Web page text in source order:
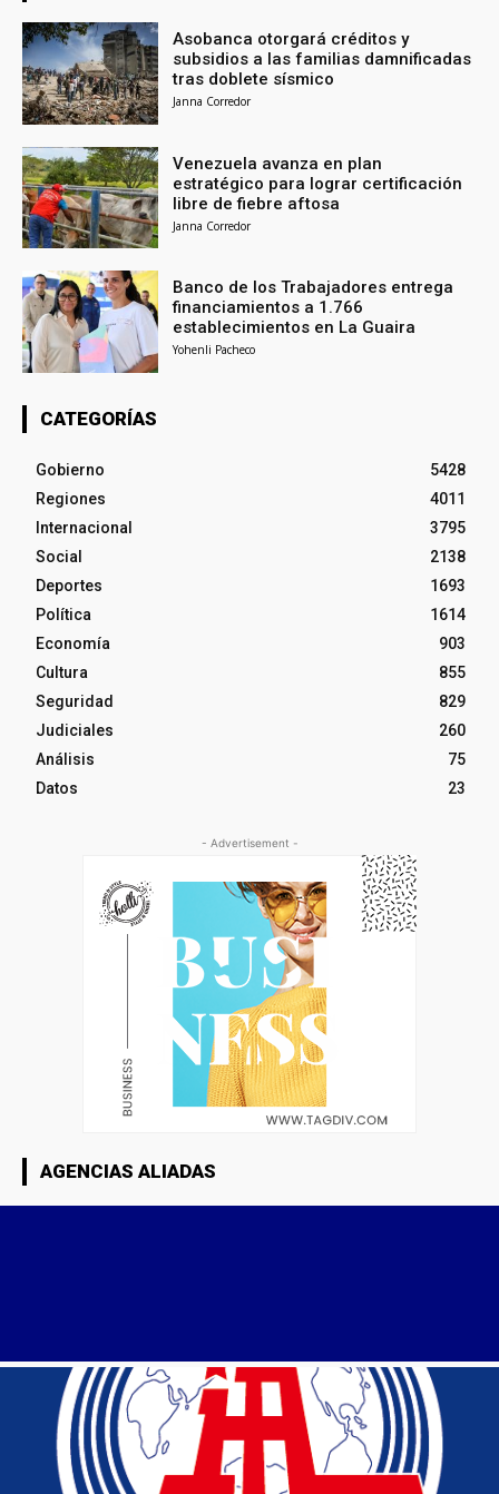
Asobanca otorgará créditos y
subsidios a las familias damnificadas
tras doblete sísmico
Janna Corredor
Venezuela avanza en plan
estratégico para lograr certificación
libre de fiebre aftosa
Janna Corredor
Banco de los Trabajadores entrega
financiamientos a 1.766
establecimientos en La Guaira
Yohenli Pacheco
CATEGORÍAS
Gobierno
5428
Regiones
4011
Internacional
3795
Social
2138
Deportes
1693
Política
1614
Economía
903
Cultura
855
Seguridad
829
Judiciales
260
Análisis
75
Datos
23
- Advertisement -
AGENCIAS ALIADAS